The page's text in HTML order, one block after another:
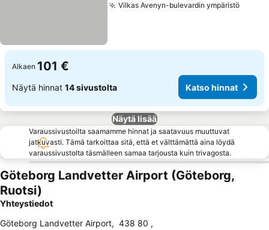
Vilkas Avenyn-bulevardin ympäristöKatso
Alkaen 101 €
Näytä hinnat 14 sivustolta Katso hinnat
Näytä lisää
Varaussivustoilta saamamme hinnat ja saatavuus muuttuvat
jatkuvasti. Tämä tarkoittaa sitä, että et välttämättä aina löydä
varaussivustolta täsmälleen samaa tarjousta kuin trivagosta.
Göteborg Landvetter Airport (Göteborg,
Ruotsi)
Yhteystiedot
Göteborg Landvetter Airport, 438 80 ,